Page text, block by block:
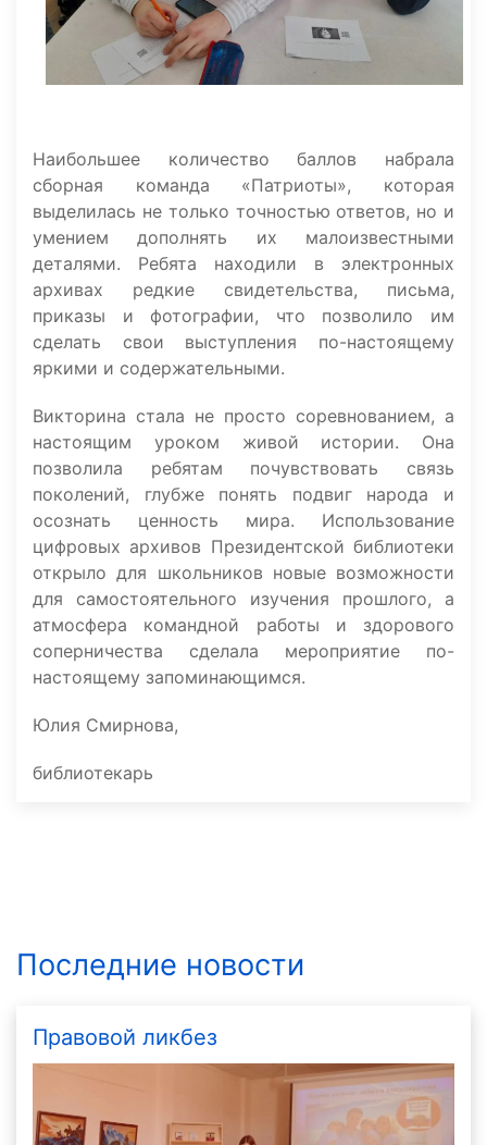
Наибольшее количество баллов набрала
сборная команда «Патриоты», которая
выделилась не только точностью ответов, но и
умением дополнять их малоизвестными
деталями. Ребята находили в электронных
архивах редкие свидетельства, письма,
приказы и фотографии, что позволило им
сделать свои выступления по-настоящему
яркими и содержательными.
Викторина стала не просто соревнованием, а
настоящим уроком живой истории. Она
позволила ребятам почувствовать связь
поколений, глубже понять подвиг народа и
осознать ценность мира. Использование
цифровых архивов Президентской библиотеки
открыло для школьников новые возможности
для самостоятельного изучения прошлого, а
атмосфера командной работы и здорового
соперничества сделала мероприятие по-
настоящему запоминающимся.
Юлия Смирнова,
библиотекарь
Последние новости
Правовой ликбез